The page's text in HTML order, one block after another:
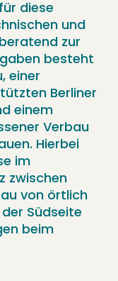
diese
und
zur
besteht
einer
Berliner
einem
Verbau
Hierbei
im
zwischen
von örtlich
Südseite
beim